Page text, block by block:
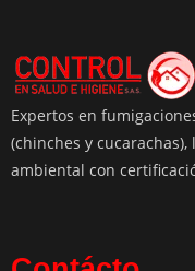
Expertos en
(chinches y
ambiental con